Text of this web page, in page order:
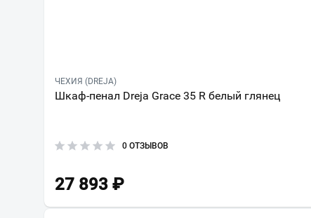
ЧЕХИЯ (DREJA)
Шкаф-пенал Dreja Grace 35 R белый глянец
0 ОТЗЫВОВ
27 893 ₽